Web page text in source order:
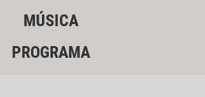
MÚSICA
PROGRAMA